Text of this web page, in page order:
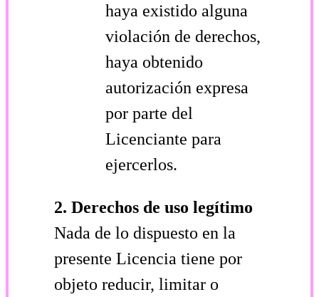
haya existido alguna
violación de derechos,
haya obtenido
autorización expresa
por parte del
Licenciante para
ejercerlos.
2. Derechos de uso legítimo
Nada de lo dispuesto en la
presente Licencia tiene por
objeto reducir, limitar o